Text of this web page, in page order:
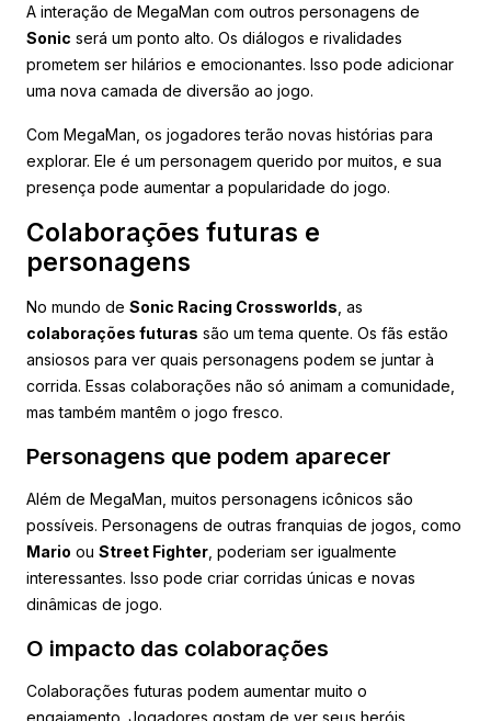
A interação de MegaMan com outros personagens de
Sonic será um ponto alto. Os diálogos e rivalidades
prometem ser hilários e emocionantes. Isso pode adicionar
uma nova camada de diversão ao jogo.
Com MegaMan, os jogadores terão novas histórias para
explorar. Ele é um personagem querido por muitos, e sua
presença pode aumentar a popularidade do jogo.
Colaborações futuras e
personagens
No mundo de Sonic Racing Crossworlds , as
colaborações futuras são um tema quente. Os fãs estão
ansiosos para ver quais personagens podem se juntar à
corrida. Essas colaborações não só animam a comunidade,
mas também mantêm o jogo fresco.
Personagens que podem aparecer
Além de MegaMan, muitos personagens icônicos são
possíveis. Personagens de outras franquias de jogos, como
Mario ou Street Fighter , poderiam ser igualmente
interessantes. Isso pode criar corridas únicas e novas
dinâmicas de jogo.
O impacto das colaborações
Colaborações futuras podem aumentar muito o
engajamento. Jogadores gostam de ver seus heróis